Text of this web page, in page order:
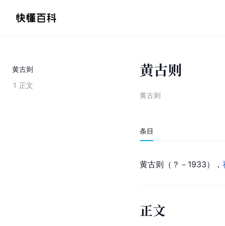
黄古则
1 正文
黄古则
黄古则
条目
黄古则（？－1933），
正文